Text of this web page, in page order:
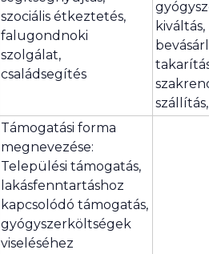
szociális étkeztetés,
falugondnoki
szolgálat,
családsegítés
kiváltás,
szállítás,
Támogatási forma
megnevezése:
Települési támogatás,
lakásfenntartáshoz
kapcsolódó támogatás,
gyógyszerköltségek
viseléséhez